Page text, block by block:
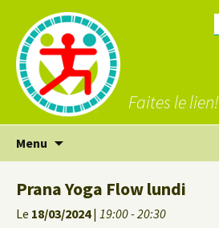
Faites le lien!
Menu
Prana Yoga Flow lundi
Le 18/03/2024| 19:00 - 20:30